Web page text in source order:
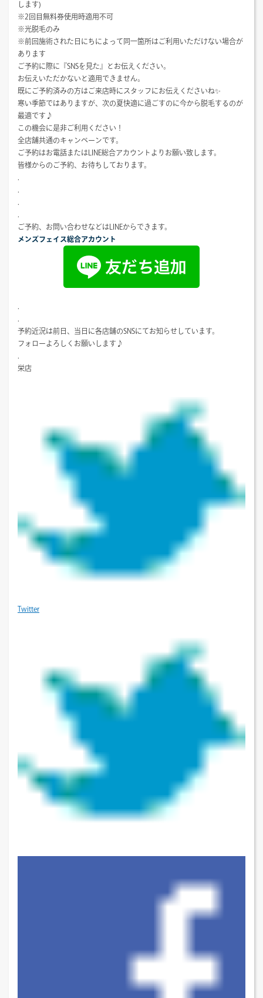
します)
※2回目無料券使用時適用不可
※光脱毛のみ
※前回施術された日にちによって同一箇所はご利用いただけない場合が
あります
ご予約に際に『SNSを見た』とお伝えください。
お伝えいただかないと適用できません。
既にご予約済みの方はご来店時にスタッフにお伝えくださいね✨
寒い季節ではありますが、次の夏快適に過ごすのに今から脱毛するのが
最適です♪
この機会に是非ご利用ください！
全店舗共通のキャンペーンです。
ご予約はお電話またはLINE総合アカウントよりお願い致します。
皆様からのご予約、お待ちしております。
ご予約、お問い合わせなどはLINEからできます。
メンズフェイス総合アカウント
予約近況は前日、当日に各店舗のSNSにてお知らせしています。
フォローよろしくお願いします♪
栄店
Twitter